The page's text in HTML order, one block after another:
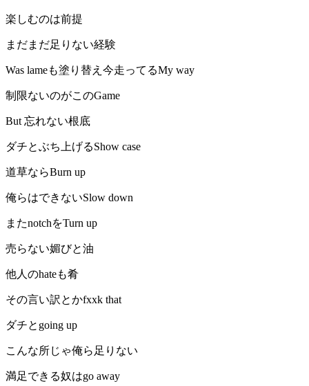
楽しむのは前提
まだまだ足りない経験
Was lameも塗り替え今走ってるMy way
制限ないのがこのGame
But 忘れない根底
ダチとぶち上げるShow case
道草ならBurn up
俺らはできないSlow down
またnotchをTurn up
売らない媚びと油
他人のhateも肴
その言い訳とかfxxk that
ダチとgoing up
こんな所じゃ俺ら足りない
満足できる奴はgo away